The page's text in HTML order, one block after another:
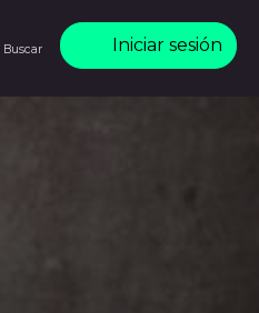
Buscar Iniciar sesión